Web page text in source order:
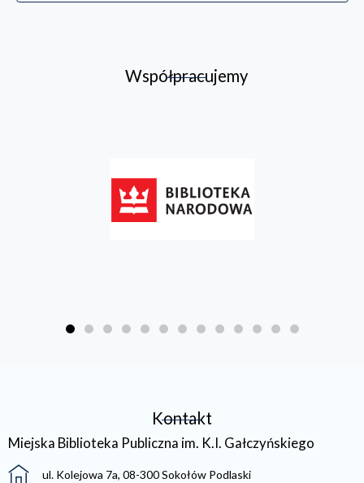
Współpracujemy
Kontakt
Miejska Biblioteka Publiczna im. K.I. Gałczyńskiego
ul. Kolejowa 7a, 08-300 Sokołów Podlaski